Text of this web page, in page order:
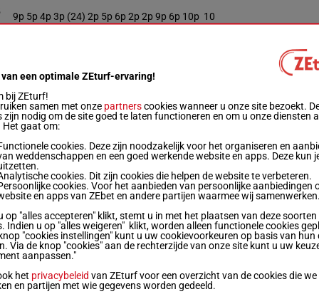
9p 5p 4p 3p (24) 2p 5p 6p 2p 2p 9p 6p 10p 10
3p 11p 1p 6p (24) 1p 2p 1p 8p 4p 3p 4p 5p 7
3p 8p (24) 13p 10p 2p 5p 1p 1p 3p 9p 6p
5p
9
5p (24) 2p 11p 4p 2p 5p 1p 5p 3p 4p 2p
(23) 11p
3
11p (24) 6p 12p 2p 3p 3p 1p (23) 2p 4p 4p
een optimale ZEturf-ervaring!
bij ZEturf!
samen met onze partnerscookies wanneer u onze site bezoekt.
zijn nodig om de site goed te laten functioneren en om u onze diensten
Het gaat om:
cookies. Deze zijn noodzakelijk voor het organiseren en
weddenschappen en een goed werkende website en apps. Deze kun
cookies. Dit zijn cookies die helpen de website te verbeteren.
cookies. Voor het aanbieden van persoonlijke aanbiedingen
en apps van ZEbet en andere partijen waarmee wij
op "alles accepteren" klikt, stemt u in met het plaatsen van deze soorten
Indien u op "alles weigeren" klikt, worden alleen functionele cookies
"cookies instellingen" kunt u uw cookievoorkeuren op basis van hun
Via de knop "cookies" aan de rechterzijde van onze site kunt u uw
aanpassen."
het privacybeleid van ZEturf voor een overzicht van de cookies die we
en partijen met wie gegevens worden gedeeld.